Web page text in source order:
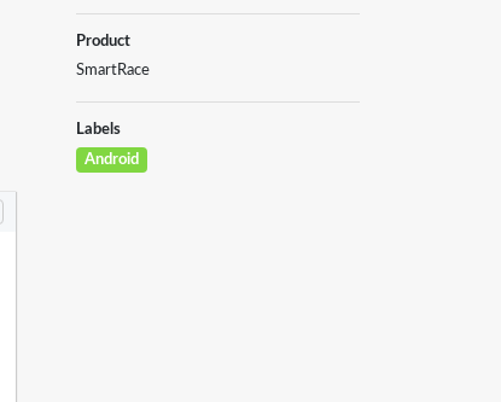
Product
SmartRace
Labels
Android